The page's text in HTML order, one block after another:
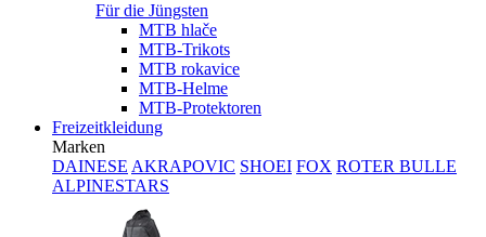
Für die Jüngsten
MTB hlače
MTB-Trikots
MTB rokavice
MTB-Helme
MTB-Protektoren
Freizeitkleidung
Marken
DAINESE AKRAPOVIC SHOEI FOX ROTER BULLE
ALPINESTARS